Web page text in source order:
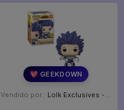
💖 GEEKDOWN
Vendido por: Lolk Exclusives - SP